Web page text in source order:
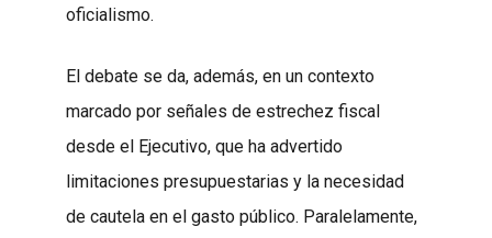
oficialismo.
El debate se da, además, en un contexto
marcado por señales de estrechez fiscal
desde el Ejecutivo, que ha advertido
limitaciones presupuestarias y la necesidad
de cautela en el gasto público. Paralelamente,